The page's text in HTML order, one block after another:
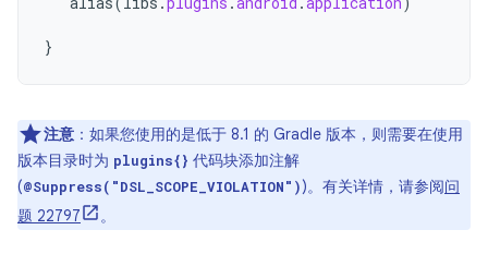
}
注意 ：如果您使用的是低于 8.1 的 Gradle 版本，则需要在使用
版本目录时为 plugins{} 代码块添加注解
(@Suppress("DSL_SCOPE_VIOLATION"))。有关详情，请参阅问
题 22797
。